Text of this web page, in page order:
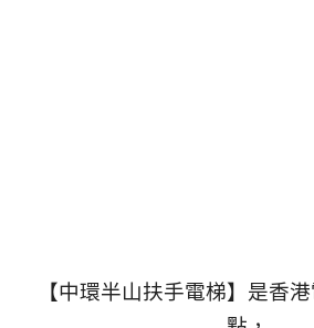
【中環半山扶手電梯】是香